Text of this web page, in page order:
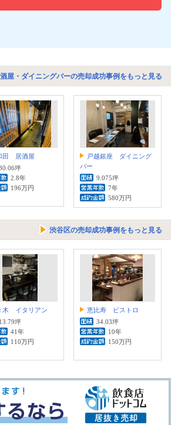
屋・ダイニングバーの売却成功事例をもっと見る
田 居酒屋
坪
2.8年
196万円
戸越銀座 ダイニング
バー
9.075坪
7年
580万円
渋谷区の売却成功事例をもっと見る
木 イタリアン
13.79坪
41年
110万円
恵比寿 ビストロ
34.03坪
10年
150万円